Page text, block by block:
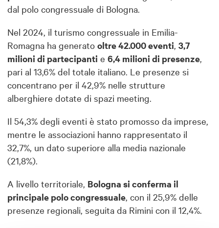
dal polo congressuale di Bologna.
Nel 2024, il turismo congressuale in Emilia-
Romagna ha generato oltre 42.000 eventi, 3,7
milioni di partecipanti e 6,4 milioni di presenze,
pari al 13,6% del totale italiano. Le presenze si
concentrano per il 42,9% nelle strutture
alberghiere dotate di spazi meeting.
Il 54,3% degli eventi è stato promosso da imprese,
mentre le associazioni hanno rappresentato il
32,7%, un dato superiore alla media nazionale
(21,8%).
A livello territoriale, Bologna si conferma il
principale polo congressuale, con il 25,9% delle
presenze regionali, seguita da Rimini con il 12,4%.